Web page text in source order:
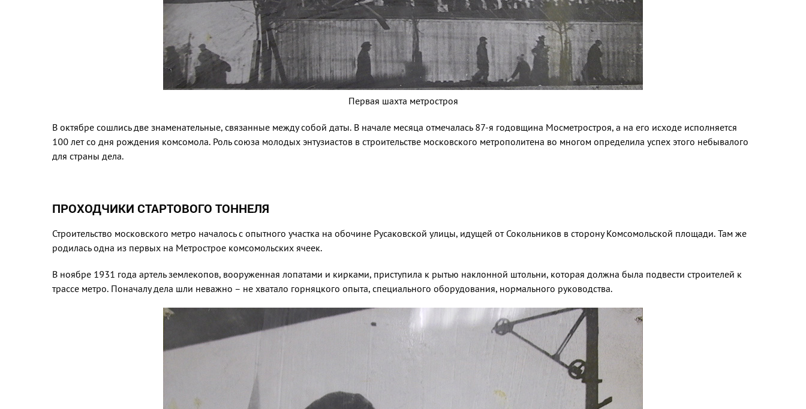
Первая шахта метростроя
В октябре сошлись две знаменательные, связанные между собой даты. В начале месяца отмечалась 87-я годовщина Мосметростроя, а на его исходе исполняется
100 лет со дня рождения комсомола. Роль союза молодых энтузиастов в строительстве московского метрополитена во многом определила успех этого небывалого
для страны дела.
ПРОХОДЧИКИ СТАРТОВОГО ТОННЕЛЯ
Строительство московско­го метро началось с опыт­ного участка на обочине Русаковской улицы, идущей от Сокольников в сторону Комсо­мольской площади. Там же
роди­лась одна из первых на Метро­строе комсомольских ячеек.
В ноябре 1931 года артель зем­лекопов, вооруженная лопатами и кирками, приступила к рытью наклонной штольни, которая должна была подвести строителей к
трассе метро. Поначалу дела шли неважно – не хватало горняцко­го опыта, специального оборудо­вания, нормального руководства.